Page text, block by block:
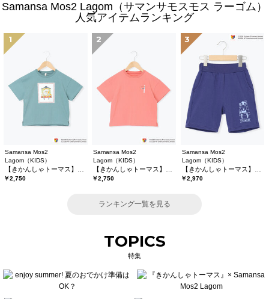
Samansa Mos2 Lagom（サマンサモスモス ラーゴム）
人気アイテムランキング
1
Samansa Mos2
Lagom（KIDS）
￥2,750
2
Samansa Mos2
Lagom（KIDS）
￥2,750
3
Samansa Mos2
Lagom（KIDS）
￥2,970
ランキング一覧を見る
TOPICS
特集